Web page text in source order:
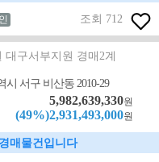
조회 712
대구서부지원 경매2계
시 서구 비산동 2010-29
5,982,639,330원
(49%)2,931,493,000원
매물건입니다